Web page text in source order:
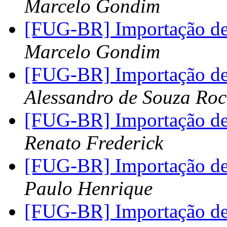
Marcelo Gondim
[FUG-BR] Importação
Marcelo Gondim
[FUG-BR] Importação
Alessandro de Souza
[FUG-BR] Importação
Renato Frederick
[FUG-BR] Importação
Paulo Henrique
[FUG-BR] Importação